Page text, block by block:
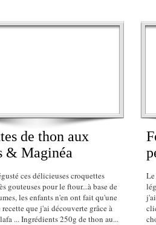
de thon aux
& Maginéa
ces délicieuses croquettes
gouteuses pour le ftour...à base de
les enfants n'en ont fait qu'une
que j'ai découverte grâce à
... Ingrédients 250g de thon au...